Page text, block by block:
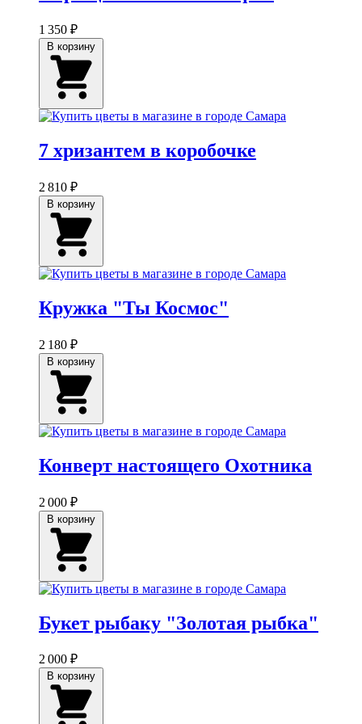
1 350 ₽
7 хризантем в коробочке
2 810 ₽
Кружка "Ты Космос"
2 180 ₽
Конверт настоящего Охотника
2 000 ₽
Букет рыбаку "Золотая рыбка"
2 000 ₽